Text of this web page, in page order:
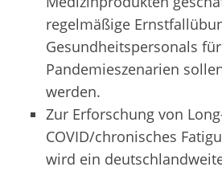
regelmäßige
Gesundheitspersonals für
Pandemieszenarien
werden.
Zur Erforschung von
COVID/chronisches
wird ein